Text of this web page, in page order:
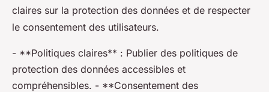
claires sur la protection des données et de respecter
le consentement des utilisateurs.
- **Politiques claires** : Publier des politiques de
protection des données accessibles et
compréhensibles. - **Consentement des